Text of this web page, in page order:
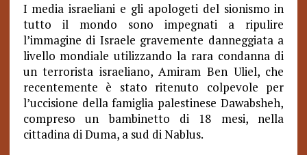
I media israeliani e gli apologeti del sionismo in
tutto il mondo sono impegnati a ripulire
l’immagine di Israele gravemente danneggiata a
livello mondiale utilizzando la rara condanna di
un terrorista israeliano, Amiram Ben Uliel, che
recentemente è stato ritenuto colpevole per
l’uccisione della famiglia palestinese Dawabsheh,
compreso un bambinetto di 18 mesi, nella
cittadina di Duma, a sud di Nablus.